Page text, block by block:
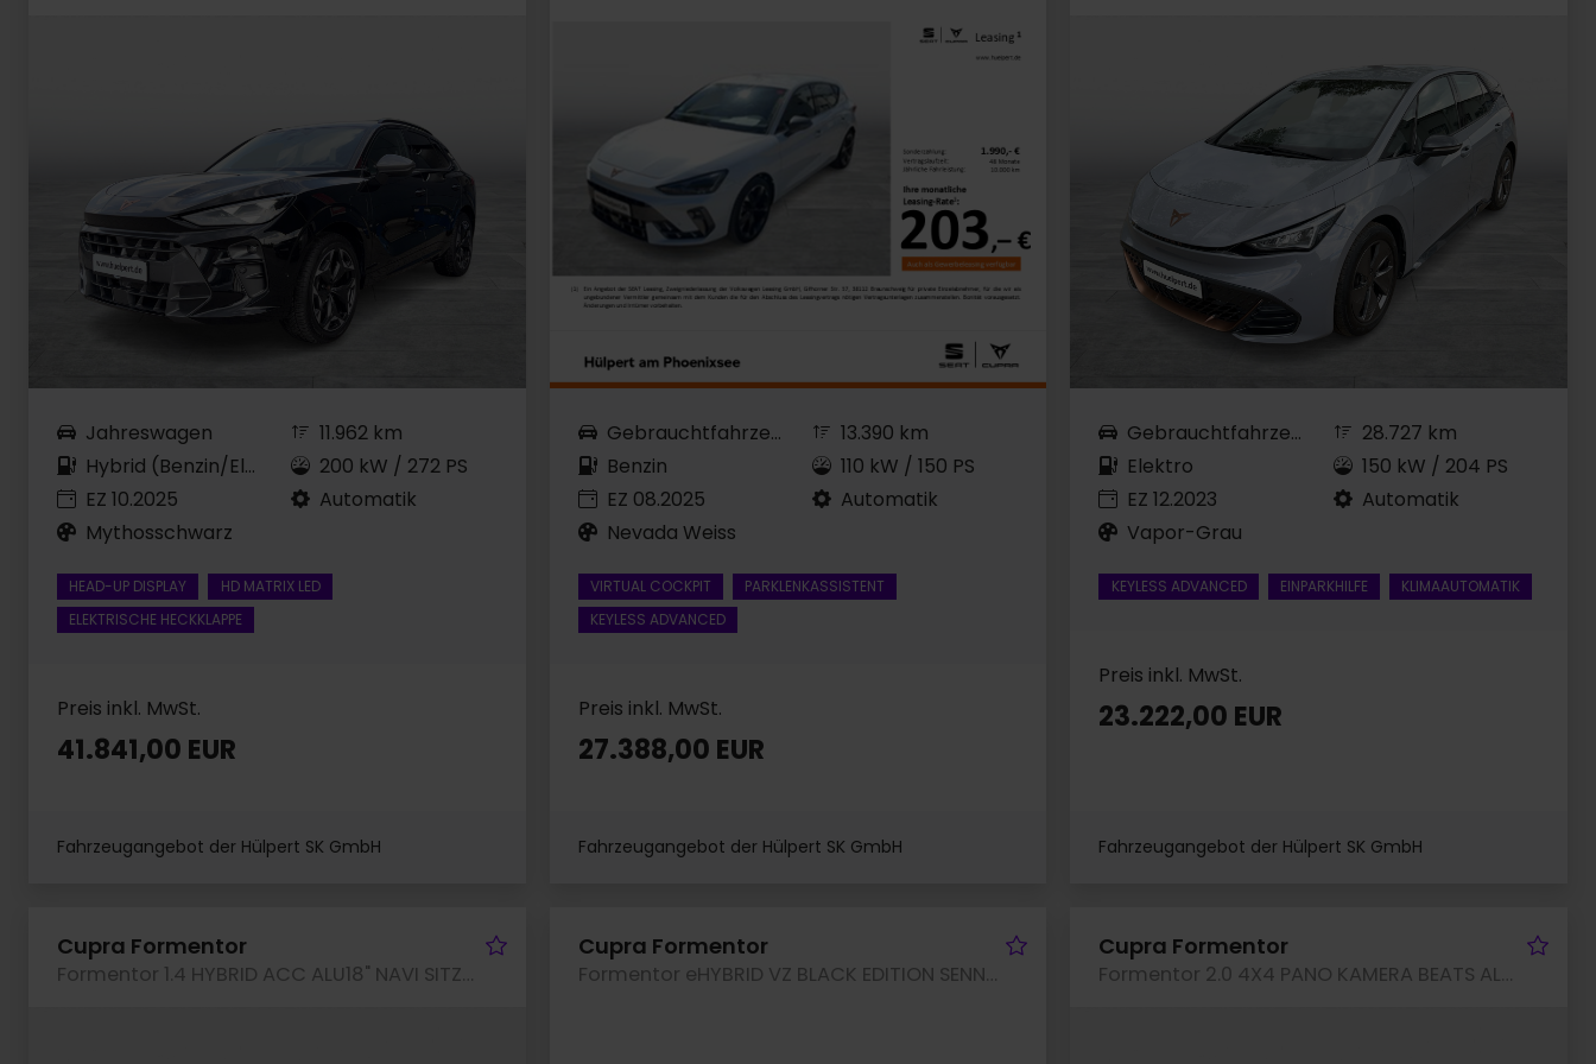
Jahreswagen
Hybrid (Benzin/Elektro)
EZ 10.2025
Mythosschwarz
11.962 km
200 kW / 272 PS
Automatik
HEAD-UP DISPLAY
HD MATRIX LED
ELEKTRISCHE HECKKLAPPE
Preis inkl. MwSt.
41.841,00 EUR
Fahrzeugangebot der Hülpert SK GmbH
Gebrauchtfahrzeug
Benzin
EZ 08.2025
Nevada Weiss
13.390 km
110 kW / 150 PS
Automatik
VIRTUAL COCKPIT
PARKLENKASSISTENT
KEYLESS ADVANCED
Preis inkl. MwSt.
27.388,00 EUR
Fahrzeugangebot der Hülpert SK GmbH
Gebrauchtfahrzeug
Elektro
EZ 12.2023
Vapor-Grau
28.727 km
150 kW / 204 PS
Automatik
KEYLESS ADVANCED EINPARKHILFE KLIMAAUTOMATIK
Preis inkl. MwSt.
23.222,00 EUR
Fahrzeugangebot der Hülpert SK GmbH
Cupra Formentor
Formentor 1.4 HYBRID ACC ALU18" NAVI SITZHEIZUNG
Fahrzeug merken
Cupra Formentor
Formentor eHYBRID VZ BLACK EDITION SENNHEISER
Fahrzeug merken
Cupra Formentor
Formentor 2.0 4X4 PANO KAMERA BEATS ALU18 eKLAPPE